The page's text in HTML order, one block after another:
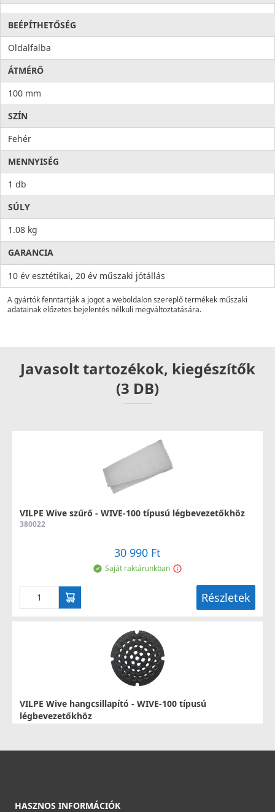
Igény esetén a termékhez hangtompító is rendelhető.
BEÉPÍTHETŐSÉG
Oldalfalba
ÁTMÉRŐ
100 mm
SZÍN
Fehér
MENNYISÉG
1 db
SÚLY
1.08 kg
GARANCIA
10 év esztétikai, 20 év műszaki jótállás
A gyártók fenntartják a jogot a weboldalon szereplő termékek műszaki
adatainak előzetes bejelentés nélküli megváltoztatására.
Javasolt tartozékok, kiegészítők
(3 DB)
VILPE Wive szűrő - WIVE-100 típusú légbevezetőkhöz
380022
30 990 Ft
Saját raktárunkban
Részletek
VILPE Wive hangcsillapító - WIVE-100 típusú
légbevezetőkhöz
5 990 Ft
HASZNOS INFORMÁCIÓK